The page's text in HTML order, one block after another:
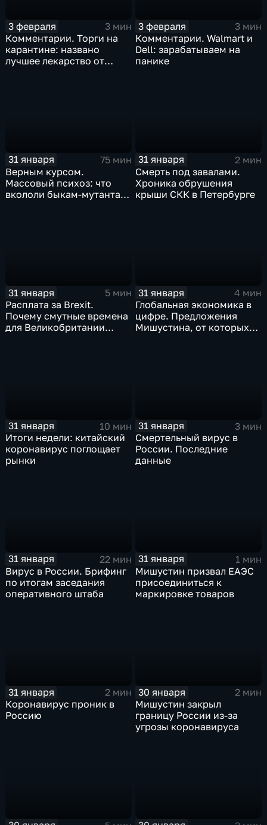
3 февраля
3 мин
Комментарии. Торги на
карантине: названо
лучшее лекарство от
3 февраля
3 мин
Комментарии. Walmart и
Dell: зарабатываем на
панике
31 января
75 мин
Верным курсом.
Массовый психоз: что
вкололи быкам-мутантам,
31 января
2 мин
Смерть под завалами.
Хроника обрушения
крыши СКК в Петербурге
31 января
5 мин
Расплата за Brexit.
Почему смутные времена
для Великобритании
31 января
4 мин
Глобальная экономика в
цифре. Предложения
Мишустина, от которых
31 января
10 мин
Итоги недели: китайский
коронавирус поглощает
рынки
31 января
3 мин
Смертельный вирус в
России. Последние
данные
31 января
22 мин
Вирус в России. Брифинг
по итогам заседания
оперативного штаба
31 января
1 мин
Мишустин призвал ЕАЭС
присоединиться к
маркировке товаров
31 января
2 мин
Коронавирус проник в
Россию
30 января
2 мин
Мишустин закрыл
границу России из-за
угрозы коронавируса